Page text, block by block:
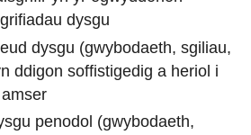
dysgu
dysgu (gwybodaeth, sgiliau,
ddigon soffistigedig a heriol i
penodol (gwybodaeth,